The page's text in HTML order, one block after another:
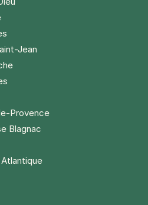
Jean
Provence
Blagnac